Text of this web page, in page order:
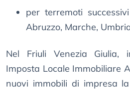
per terremoti
Abruzzo, Marche,
Nel Friuli Venezia Giulia,
Imposta Locale Immobiliare
nuovi immobili di impresa